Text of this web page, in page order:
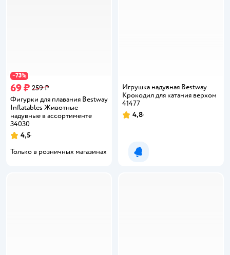
−73%
69 ₽ 259 ₽
Фигурки для плавания Bestway
Inflatables Животные
надувные в ассортименте
34030
Рейтинг:
4,5
Только в розничных магазинах
Игрушка надувная Bestway
Крокодил для катания верхом
41477
Рейтинг:
4,8
Уведомить о появлении